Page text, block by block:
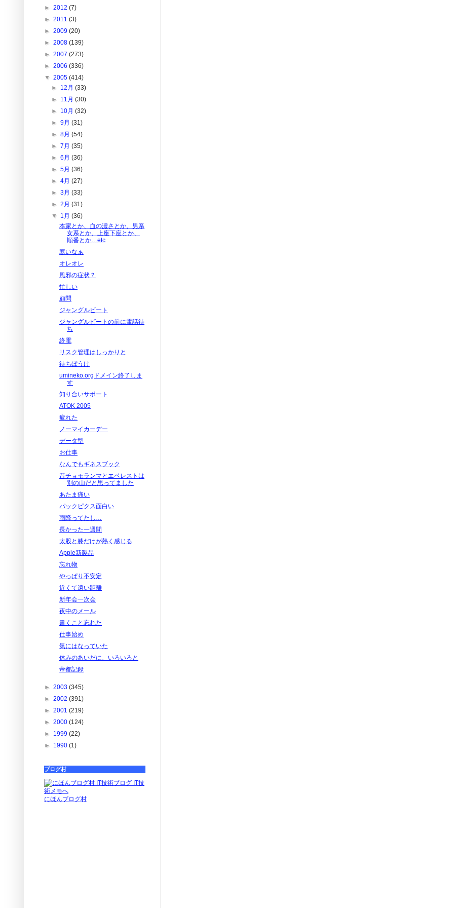
► 2012 (7)
► 2011 (3)
► 2009 (20)
► 2008 (139)
► 2007 (273)
► 2006 (336)
▼ 2005 (414)
► 12月(33)
► 11月(30)
► 10月(32)
►9月(31)
►8月(54)
►7月(35)
►6月(36)
►5月(36)
►4月(27)
►3月(33)
►2月(31)
▼ 1月(36)
本家とか、血の濃さとか、男系
女系とか、上座下座とか、
順番とか…etc
寒いなぁ
オレオレ
風邪の症状？
忙しい
顧問
ジャングルビート
ジャングルビートの前に電話待
ち
終電
リスク管理はしっかりと
待ちぼうけ
umineko.orgドメイン終了しま
す
知り合いサポート
ATOK 2005
疲れた
ノーマイカーデー
データ型
お仕事
なんでもギネスブック
昔チョモランマとエベレストは
別の山だと思ってました
あたま痛い
パックピクス面白い
雨降ってたし…
長かった一週間
太股と膝だけが熱く感じる
Apple新製品
忘れ物
やっぱり不安定
近くて遠い距離
新年会一次会
夜中のメール
書くこと忘れた
仕事始め
気にはなっていた
休みのあいだに、いろいろと
帝都記録
► 2003 (345)
► 2002 (391)
► 2001 (219)
► 2000 (124)
► 1999 (22)
► 1990 (1)
ブログ村
にほんブログ村